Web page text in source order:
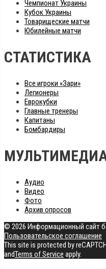
Чемпионат Украины
Кубок Украины
Товарищеские матчи
Юбилейные матчи
СТАТИСТИКА
Все игроки «Зари»
Легионеры
Еврокубки
Главные тренеры
Капитаны
Бомбардиры
Аудио
Видео
Фото
Архив опросов
© 2026 Информационный сайт
Пользовательское соглашение
This site is protected by
andTerms of Service apply.